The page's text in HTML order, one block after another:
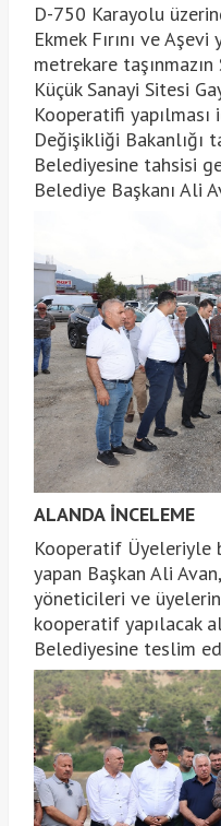
D-750 Karayolu
Ekmek Fırını ve
metrekare taşınmazın
Küçük Sanayi Sitesi
Kooperatifi yapılması
Değişikliği Bakanlığı
Belediyesine tahsisi
Belediye Başkanı Ali
ALANDA İNCELEME
Kooperatif Üyeleriyle
yapan Başkan Ali
yöneticileri ve
kooperatif yapılacak
Belediyesine teslim